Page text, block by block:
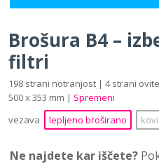
Brošura B4 –
filtri
198 strani notranjost | 4 strani
500 x 353 mm | Spremeni
vezava
lepljeno broširano
Ne najdete kar iščete?